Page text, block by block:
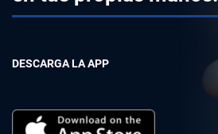
DESCARGA LA APP